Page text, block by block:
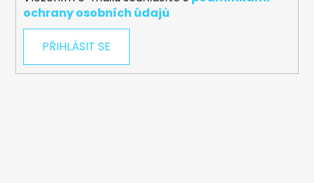
ochrany osobních údajů
PŘIHLÁSIT SE